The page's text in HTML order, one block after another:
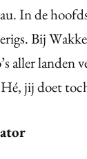
In de
Bij
aller landen
jij doet